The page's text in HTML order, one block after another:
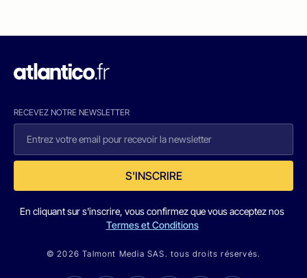
RECEVEZ NOTRE NEWSLETTER
S'INSCRIRE
En cliquant sur s'inscrire, vous confirmez que vous acceptez nos
Termes et Conditions
© 2026 Talmont Media SAS. tous droits réservés.